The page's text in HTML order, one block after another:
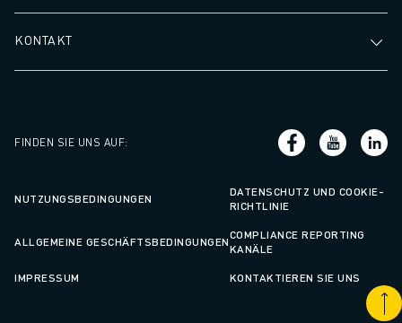
KONTAKT
FINDEN SIE UNS AUF:
NUTZUNGSBEDINGUNGEN
DATENSCHUTZ UND COOKIE-
RICHTLINIE
ALLGEMEINE GESCHÄFTSBEDINGUNGEN
COMPLIANCE REPORTING
KANÄLE
IMPRESSUM KONTAKTIEREN SIE UNS